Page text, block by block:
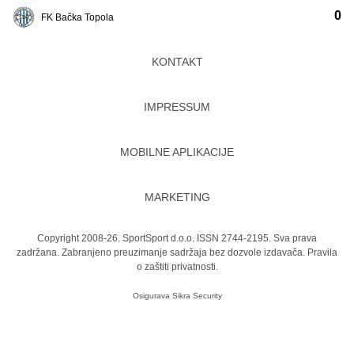
FK Bačka Topola 0
KONTAKT
IMPRESSUM
MOBILNE APLIKACIJE
MARKETING
Copyright 2008-26. SportSport d.o.o. ISSN 2744-2195. Sva prava
zadržana. Zabranjeno preuzimanje sadržaja bez dozvole izdavača. Pravila
o zaštiti privatnosti.
Osigurava Sikra Security